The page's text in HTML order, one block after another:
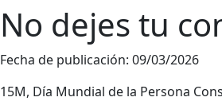
No dejes tu
Fecha de publicación: 09/03/2026
15M, Día Mundial de la Persona